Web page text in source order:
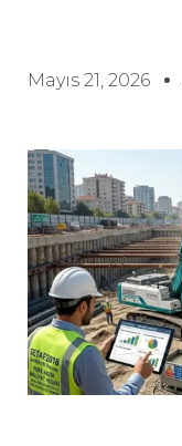
Mayıs 21, 2026